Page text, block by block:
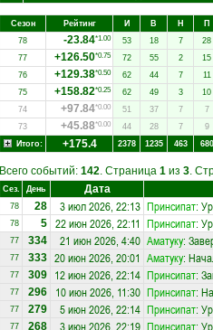
Сезон Рейтинг И В Н П
78
-23.84*1.00 53 18 7 28
77
+126.50*0.75 72 55 2 15
76
+129.38*0.50 62 44 7 11
75
+158.82*0.25 62 49 3 10
74
+97.84*0.00 51 37 7 7
73
+45.88*0.00 44 28 7 9
Итого:
+175.4 2378 1235 463 680
Всего событий: 142. Страница 1 из 3.
Сез. День Дата
78 28 3 июл 2026, 22:13 Принсипат:
78 5 22 июн 2026, 22:11 Принсипат:
77 334 21 июн 2026, 4:40 Аматуку:
77 333 20 июн 2026, 20:01 Аматуку:
77 309 12 июн 2026, 22:14 Принсипат:
77 296 10 июн 2026, 11:30 Принсипат:
77 279 5 июн 2026, 22:14 Принсипат:
77 268 3 июн 2026, 22:19 Принсипат: